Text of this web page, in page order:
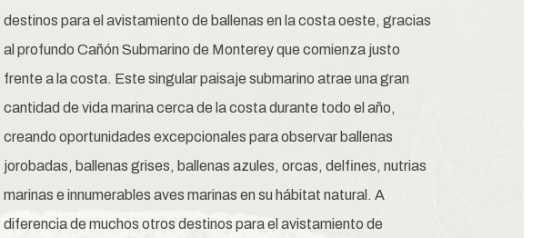
destinos para el avistamiento de ballenas en la costa oeste, gracias
al profundo Cañón Submarino de Monterey que comienza justo
frente a la costa. Este singular paisaje submarino atrae una gran
cantidad de vida marina cerca de la costa durante todo el año,
creando oportunidades excepcionales para observar ballenas
jorobadas, ballenas grises, ballenas azules, orcas, delfines, nutrias
marinas e innumerables aves marinas en su hábitat natural. A
diferencia de muchos otros destinos para el avistamiento de